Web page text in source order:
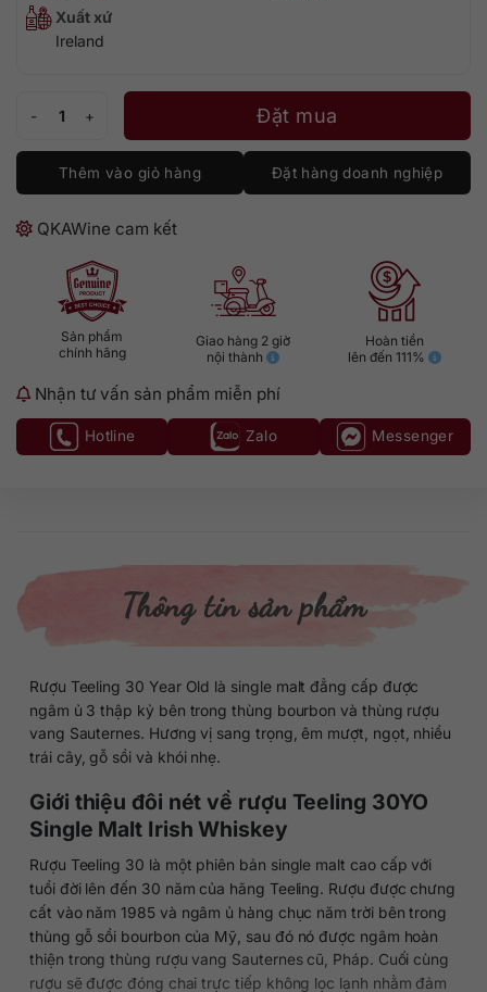
Xuất xứ
Ireland
Đặt mua
Thêm vào giỏ hàng Đặt hàng doanh nghiệp
QKAWine cam kết
Sản phẩm
chính hãng
Giao hàng 2 giờ
nội thành
Hoàn tiền
lên đến 111%
Nhận tư vấn sản phẩm miễn phí
Hotline Zalo Messenger
Thông tin sản phẩm
Rượu Teeling 30 Year Old là single malt đẳng cấp được
ngâm ủ 3 thập kỷ bên trong thùng bourbon và thùng rượu
vang Sauternes. Hương vị sang trọng, êm mượt, ngọt, nhiều
trái cây, gỗ sồi và khói nhẹ.
Giới thiệu đôi nét về rượu Teeling 30YO
Single Malt Irish Whiskey
Rượu Teeling 30 là một phiên bản single malt cao cấp với
tuổi đời lên đến 30 năm của hãng Teeling. Rượu được chưng
cất vào năm 1985 và ngâm ủ hàng chục năm trời bên trong
thùng gỗ sồi bourbon của Mỹ, sau đó nó được ngâm hoàn
thiện trong thùng rượu vang Sauternes cũ, Pháp. Cuối cùng
rượu sẽ được đóng chai trực tiếp không lọc lạnh nhằm đảm